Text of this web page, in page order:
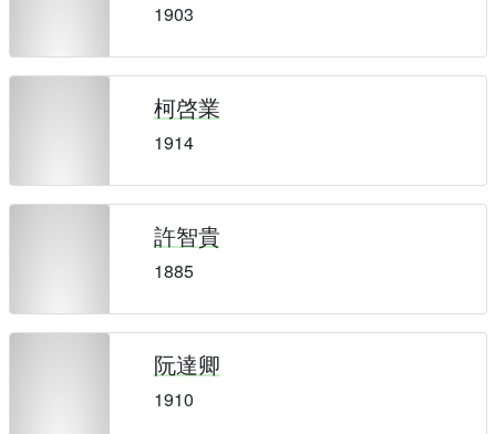
1903
柯啓業
1914
許智貴
1885
阮達卿
1910